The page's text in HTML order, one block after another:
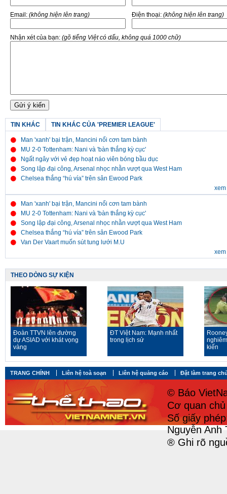
Email: (không hiện lên trang) Điện thoại: (không hiện lên trang)
Nhận xét của bạn: (gõ tiếng Việt có dấu, không quá 1000 chữ)
TIN KHÁC TIN KHÁC CỦA 'PREMIER LEAGUE'
Man 'xanh' bại trận, Mancini nổi cơn tam bành
MU 2-0 Tottenham: Nani và 'bàn thắng kỳ cục'
Ngất ngây với vẻ đẹp hoạt náo viên bóng bầu dục
Song lập đại công, Arsenal nhọc nhằn vượt qua West Ham
Chelsea thắng “hú vía” trên sân Ewood Park
Man 'xanh' bại trận, Mancini nổi cơn tam bành
MU 2-0 Tottenham: Nani và 'bàn thắng kỳ cục'
Song lập đại công, Arsenal nhọc nhằn vượt qua West Ham
Chelsea thắng “hú vía” trên sân Ewood Park
Van Der Vaart muốn sút tung lưới M.U
THEO DÒNG SỰ KIỆN
Đoàn TTVN lên đường
dự ASIAD với khát vọng
vàng
ĐT Việt Nam: Mạnh nhất
trong lịch sử
kiến
TRANG CHÍNH Liên hệ toà soạn Liên hệ quảng cáo Đặt làm trang
© Báo
Cơ quan
Số giấy
Nguyễn Anh
® Ghi rõ